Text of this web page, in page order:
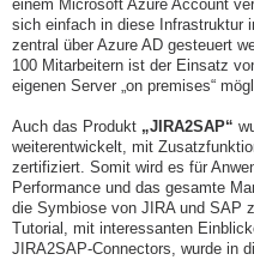
einem Microsoft Azure Account
sich einfach in diese Infrastruktur
zentral über Azure AD gesteuert
100 Mitarbeitern ist der Einsatz
eigenen Server „on premises“
Auch das Produkt „JIRA2SAP“
weiterentwickelt, mit
zertifiziert. Somit wird es für
Performance und das gesamte
die Symbiose von JIRA und SAP
Tutorial, mit interessanten
JIRA2SAP-Connectors, wurde in